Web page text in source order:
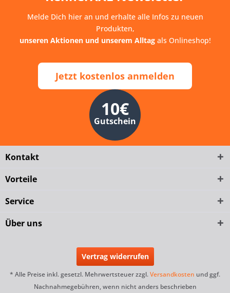
Melde Dich hier an und erhalte alle Infos zu neuen
Produkten,
unseren Aktionen und unserem Alltagals Onlineshop!
Jetzt kostenlos anmelden
10€
Gutschein
Kontakt
Vorteile
Service
Über uns
Vertrag widerrufen
* Alle Preise inkl. gesetzl. Mehrwertsteuer zzgl.Versandkosten und ggf.
Nachnahmegebühren, wenn nicht anders beschrieben